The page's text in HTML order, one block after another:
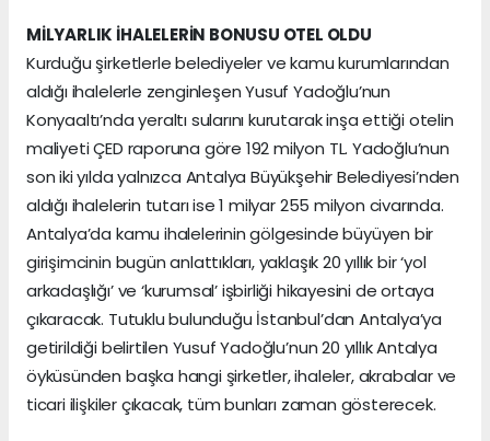
MİLYARLIK İHALELERİN BONUSU OTEL OLDU
Kurduğu şirketlerle belediyeler ve kamu kurumlarından
aldığı ihalelerle zenginleşen Yusuf Yadoğlu’nun
Konyaaltı’nda yeraltı sularını kurutarak inşa ettiği otelin
maliyeti ÇED raporuna göre 192 milyon TL. Yadoğlu’nun
son iki yılda yalnızca Antalya Büyükşehir Belediyesi’nden
aldığı ihalelerin tutarı ise 1 milyar 255 milyon civarında.
Antalya’da kamu ihalelerinin gölgesinde büyüyen bir
girişimcinin bugün anlattıkları, yaklaşık 20 yıllık bir ‘yol
arkadaşlığı’ ve ‘kurumsal’ işbirliği hikayesini de ortaya
çıkaracak. Tutuklu bulunduğu İstanbul’dan Antalya’ya
getirildiği belirtilen Yusuf Yadoğlu’nun 20 yıllık Antalya
öyküsünden başka hangi şirketler, ihaleler, akrabalar ve
ticari ilişkiler çıkacak, tüm bunları zaman gösterecek.